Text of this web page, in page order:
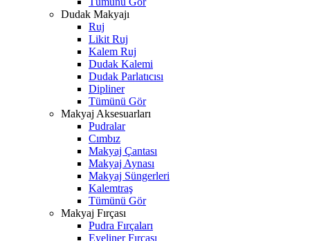
Dudak Makyajı
Ruj
Likit Ruj
Kalem Ruj
Dudak Kalemi
Dudak Parlatıcısı
Dipliner
Tümünü Gör
Makyaj Aksesuarları
Pudralar
Cımbız
Makyaj Çantası
Makyaj Aynası
Makyaj Süngerleri
Kalemtraş
Tümünü Gör
Makyaj Fırçası
Pudra Fırçaları
Eyeliner Fırçası